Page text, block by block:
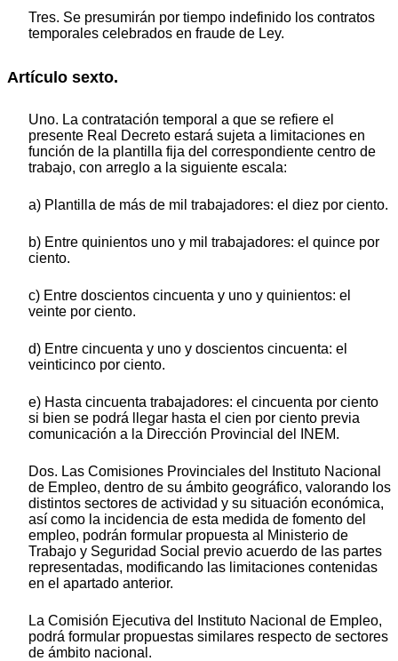
Tres. Se presumirán por tiempo indefinido los contratos
temporales celebrados en fraude de Ley.
Artículo sexto.
Uno. La contratación temporal a que se refiere el
presente Real Decreto estará sujeta a limitaciones en
función de la plantilla fija del correspondiente centro de
trabajo, con arreglo a la siguiente escala:
a) Plantilla de más de mil trabajadores: el diez por ciento.
b) Entre quinientos uno y mil trabajadores: el quince por
ciento.
c) Entre doscientos cincuenta y uno y quinientos: el
veinte por ciento.
d) Entre cincuenta y uno y doscientos cincuenta: el
veinticinco por ciento.
e) Hasta cincuenta trabajadores: el cincuenta por ciento
si bien se podrá llegar hasta el cien por ciento previa
comunicación a la Dirección Provincial del INEM.
Dos. Las Comisiones Provinciales del Instituto Nacional
de Empleo, dentro de su ámbito geográfico, valorando los
distintos sectores de actividad y su situación económica,
así como la incidencia de esta medida de fomento del
empleo, podrán formular propuesta al Ministerio de
Trabajo y Seguridad Social previo acuerdo de las partes
representadas, modificando las limitaciones contenidas
en el apartado anterior.
La Comisión Ejecutiva del Instituto Nacional de Empleo,
podrá formular propuestas similares respecto de sectores
de ámbito nacional.